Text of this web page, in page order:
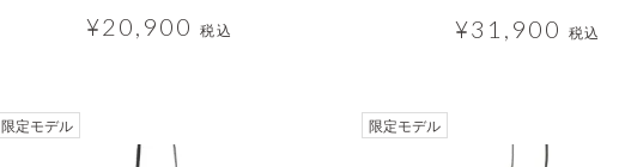
¥20,900 税込 ¥31,900 税込
限定モデル 限定モデル